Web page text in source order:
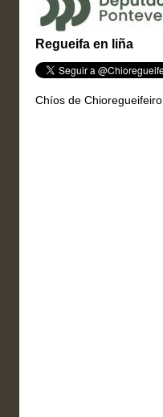
Regueifa en liña
Chíos de Chioregueifeiro